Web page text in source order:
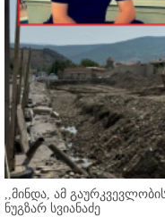
,,მინდა, ამ
ნუგზარ სვიანაძე